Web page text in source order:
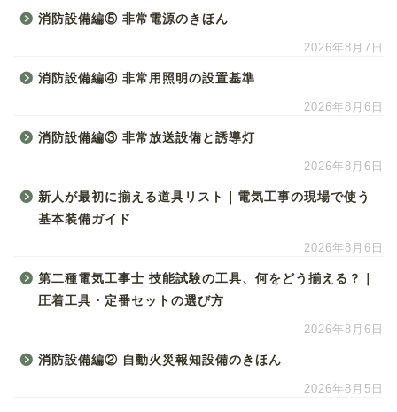
消防設備編⑤ 非常電源のきほん
2026年8月7日
消防設備編④ 非常用照明の設置基準
2026年8月6日
消防設備編③ 非常放送設備と誘導灯
2026年8月6日
新人が最初に揃える道具リスト｜電気工事の現場で使う
基本装備ガイド
2026年8月6日
第二種電気工事士 技能試験の工具、何をどう揃える？｜
圧着工具・定番セットの選び方
2026年8月6日
消防設備編② 自動火災報知設備のきほん
2026年8月5日